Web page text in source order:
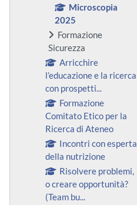
Microscopia
2025
Formazione
Sicurezza
Arricchire
l’educazione e la ricerca
con prospetti...
Formazione
Comitato Etico per la
Ricerca di Ateneo
Incontri con esperta
della nutrizione
Risolvere problemi,
o creare opportunità?
(Team bu...